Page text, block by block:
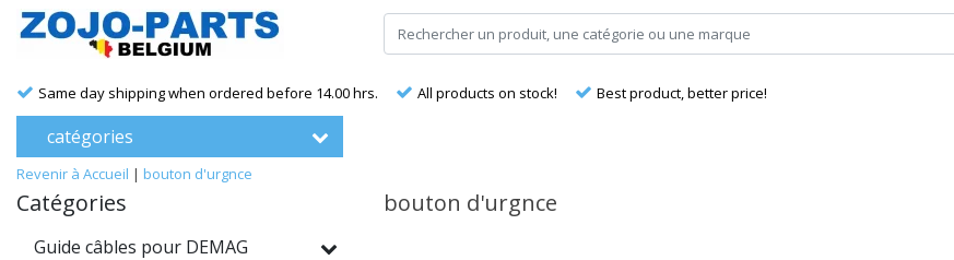
Same day shipping when ordered before 14.00 hrs. All products on stock! Best product, better price!
catégories
Revenir à Accueil | bouton d'urgnce
Catégories
Guide câbles pour DEMAG
bouton d'urgnce